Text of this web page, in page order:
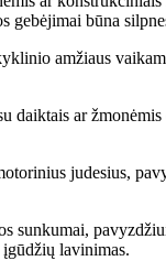
gebėjimai būna
amžiaus
daiktais ar žmonėmis
judesius,
sunkumai,
įgūdžių lavinimas.